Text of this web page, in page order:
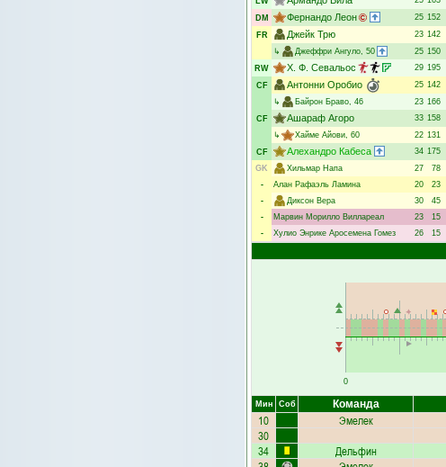
DM
Фернандо Леон 25 152
FR
Джейк Трю 23 142
↳
Джеффри Ангуло, 50 25 150
RW
Х. Ф. Севальос 29 195
CF
Антонни Оробио 25 142
↳
Байрон Браво, 46 23 166
CF
Ашараф Агоро 33 158
↳
Хайме Айови, 60 22 131
CF
Алехандро Кабеса 34 175
GK
Хильмар Напа 27 78
-
Алан Рафаэль Ламина 20 23
-
Диксон Вера 30 45
-
Марвин Морилло Виллареал 23 15
-
Хулио Энрике Аросемена Гомез 26 15
0
Мин Соб Команда
10 Эмелек
30
34 Дельфин